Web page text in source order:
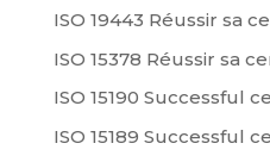
ISO 19443 Réussir sa
ISO 15378 Réussir sa
ISO 15190 Successful
ISO 15189 Successful